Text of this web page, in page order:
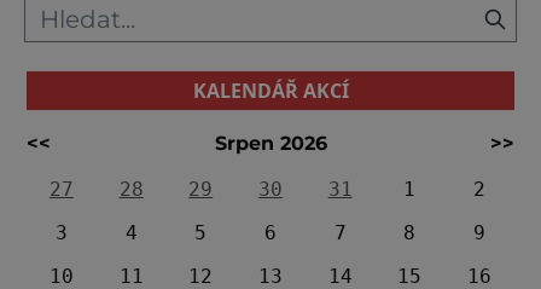
KALENDÁŘ AKCÍ
<< Srpen 2026
>>
27
28 29 30 31 1
2
3
4 5 6 7 8
9
10
11 12 13 14 15
16